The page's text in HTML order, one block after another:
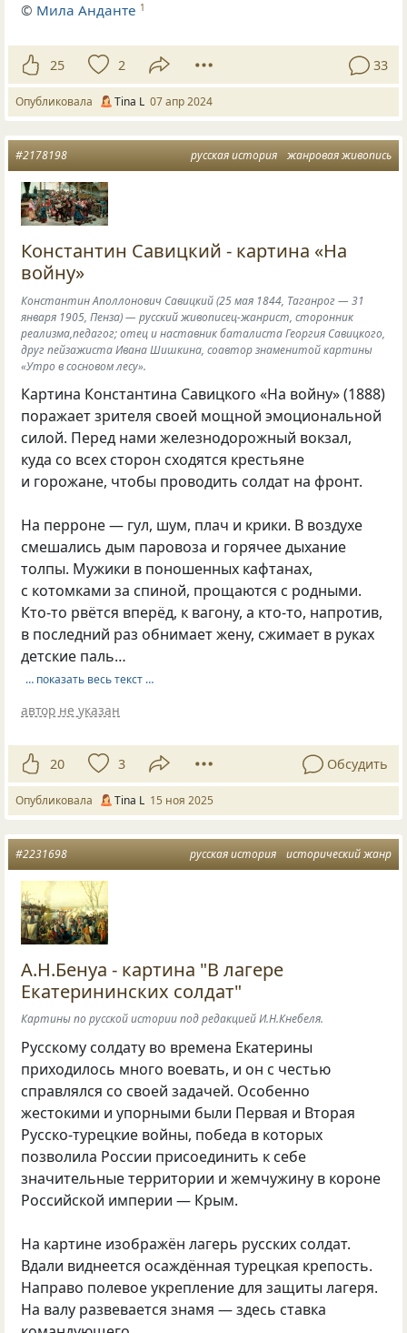
© Мила Анданте 1
25 2 33
Опубликовала Tina L 07 апр 2024
русская история жанровая живопись
#2178198
Константин Савицкий - картина «На
войну»
Константин Аполлонович Савицкий (25 мая 1844, Таганрог — 31
января 1905, Пенза) — русский живописец-жанрист, сторонник
реализма,педагог; отец и наставник баталиста Георгия Савицкого,
друг пейзажиста Ивана Шишкина, соавтор знаменитой картины
«Утро в сосновом лесу».
Картина Константина Савицкого «На войну» (1888)
поражает зрителя своей мощной эмоциональной
силой. Перед нами железнодорожный вокзал,
куда со всех сторон сходятся крестьяне
и горожане, чтобы проводить солдат на фронт.
На перроне — гул, шум, плач и крики. В воздухе
смешались дым паровоза и горячее дыхание
толпы. Мужики в поношенных кафтанах,
с котомками за спиной, прощаются с родными.
Кто-то рвётся вперёд, к вагону, а кто-то, напротив,
в последний раз обнимает жену, сжимает в руках
детские паль…
… показать весь текст …
автор не указан
20 3 Обсудить
Опубликовала Tina L 15 ноя 2025
русская история исторический жанр
#2231698
А.Н.Бенуа - картина "В лагере
Екатерининских солдат"
Картины по русской истории под редакцией И.Н.Кнебеля.
Русскому солдату во времена Екатерины
приходилось много воевать, и он с честью
справлялся со своей задачей. Особенно
жестокими и упорными были Первая и Вторая
Русско-турецкие войны, победа в которых
позволила России присоединить к себе
значительные территории и жемчужину в короне
Российской империи — Крым.
На картине изображён лагерь русских солдат.
Вдали виднеется осаждённая турецкая крепость.
Направо полевое укрепление для защиты лагеря.
На валу развевается знамя — здесь ставка